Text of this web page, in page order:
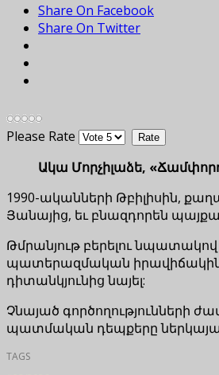
Share On Facebook
Share On Twitter
Please Rate
Ակա Մորչիլաձե,
1990-ականների Թբիլիսին,
Յանայից, եւ բնազդորեն
Թմրանյութ բերելու
պատերազմական իրավիճակին,
դիտանկյունից նայել:
Չնայած գործողությունների
պատմական դեպքերը
TAGS